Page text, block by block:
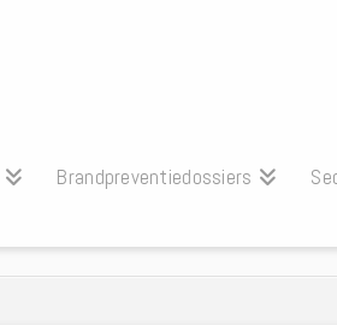
Brandpreventiedossiers